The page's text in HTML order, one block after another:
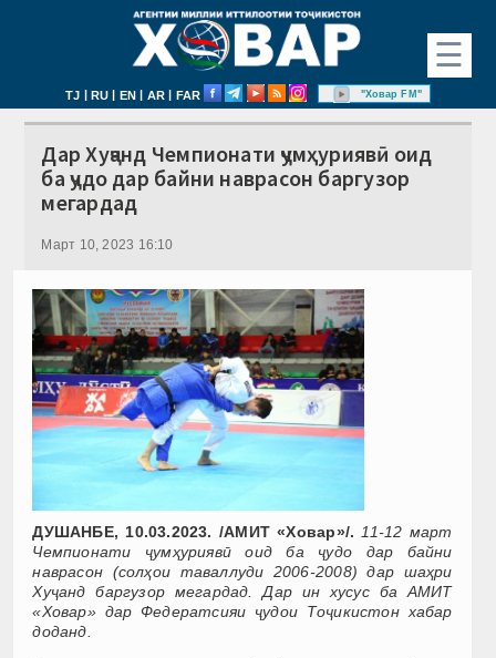
☰
TJ | RU | EN | AR | FAR "Ховар FM"
Дар Хуҷанд Чемпионати ҷумҳуриявӣ оид
ба ҷудо дар байни наврасон баргузор
мегардад
Март 10, 2023 16:10
ДУШАНБЕ, 10.03.2023. /АМИТ«Ховар»/. 11-12 март
Чемпионати ҷумҳуриявӣ оид ба ҷудо дар байни
наврасон (солҳои таваллуди 2006-2008) дар шаҳри
Хуҷанд баргузор мегардад. Дар ин хусус ба АМИТ
«Ховар» дар Федератсияи ҷудои Тоҷикистон хабар
доданд.